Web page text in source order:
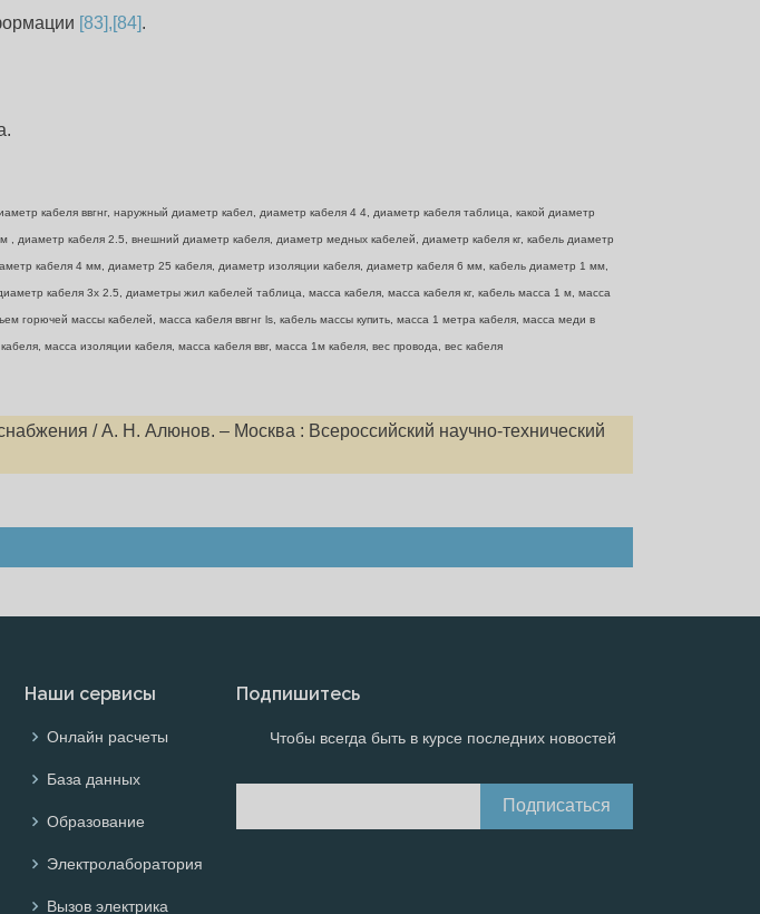
[83],[84].
кабеля ввгнг, наружный диаметр кабел, диаметр кабеля 4 4, диаметр кабеля таблица, какой диаметр
диаметр кабеля 2.5, внешний диаметр кабеля, диаметр медных кабелей, диаметр кабеля кг, кабель диаметр
кабеля 4 мм, диаметр 25 кабеля, диаметр изоляции кабеля, диаметр кабеля 6 мм, кабель диаметр 1 мм,
кабеля 3х 2.5, диаметры жил кабелей таблица, масса кабеля, масса кабеля кг, кабель масса 1 м, масса
горючей массы кабелей, масса кабеля ввгнг ls, кабель массы купить, масса 1 метра кабеля, масса меди в
масса изоляции кабеля, масса кабеля ввг, масса 1м кабеля, вес провода, вес кабеля
/ А. Н. Алюнов. – Москва : Всероссийский научно-технический
Наши сервисы
Онлайн расчеты
База данных
Образование
Электролаборатория
Вызов электрика
Подпишитесь
Чтобы всегда быть в курсе последних новостей